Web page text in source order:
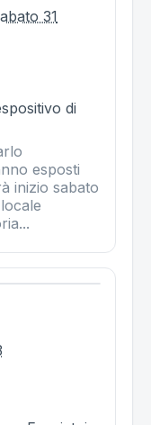
31
di
esposti
inizio sabato